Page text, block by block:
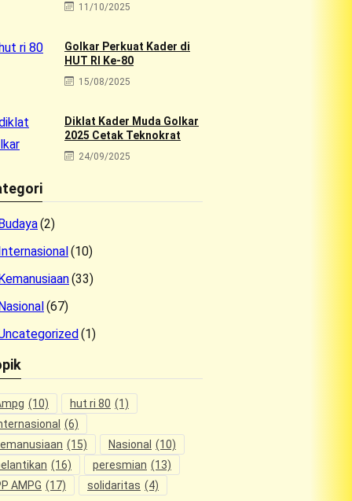
11/10/2025
Golkar Perkuat Kader di
HUT RI Ke-80
15/08/2025
Diklat Kader Muda Golkar
2025 Cetak Teknokrat
24/09/2025
Budaya(2)
Internasional (10)
Kemanusiaan(33)
Nasional (67)
(1)
(10) hut ri 80 (1)
(6)
(15) Nasional (10)
(16) peresmian (13)
AMPG (17) solidaritas (4)